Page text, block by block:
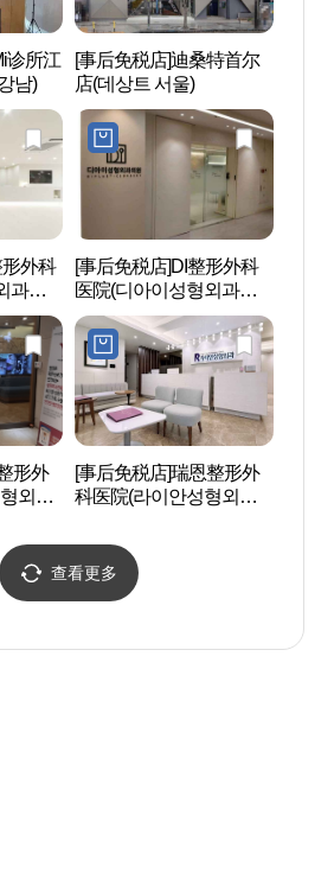
诊所江
남)
[事后免税店]迪桑特首尔
店(데상트 서울)
外科
과의
[事后免税店]DI整形外科
医院(디아이성형외과의
원)
形外
외과
[事后免税店]瑞恩整形外
科医院(라이안성형외과
查看更多